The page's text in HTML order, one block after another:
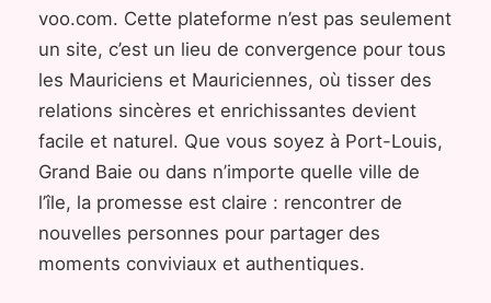
voo.com. Cette plateforme n’est pas seulement
un site, c’est un lieu de convergence pour tous
les Mauriciens et Mauriciennes, où tisser des
relations sincères et enrichissantes devient
facile et naturel. Que vous soyez à Port-Louis,
Grand Baie ou dans n’importe quelle ville de
l’île, la promesse est claire : rencontrer de
nouvelles personnes pour partager des
moments conviviaux et authentiques.